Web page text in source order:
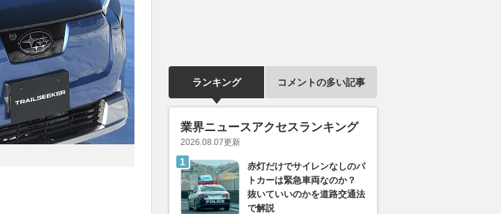
ランキング コメントの多い記事
業界ニュースアクセスランキング
2026.08.07更新
赤灯だけでサイレンなしのパ
トカーは緊急車両なのか？
抜いていいのかを道路交通法
で解説